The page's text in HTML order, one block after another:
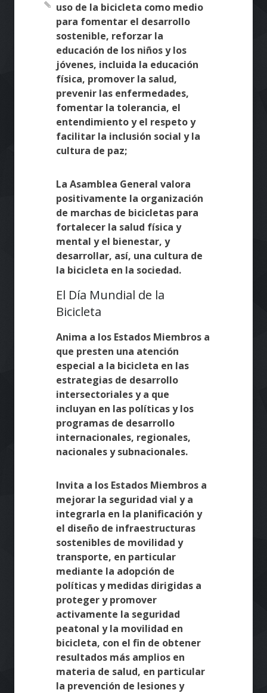
uso de la bicicleta como medio
para fomentar el desarrollo
sostenible, reforzar la
educación de los niños y los
jóvenes, incluida la educación
física, promover la salud,
prevenir las enfermedades,
fomentar la tolerancia, el
entendimiento y el respeto y
facilitar la inclusión social y la
cultura de paz;
La Asamblea General valora
positivamente la organización
de marchas de bicicletas para
fortalecer la salud física y
mental y el bienestar, y
desarrollar, así, una cultura de
la bicicleta en la sociedad.
El Día Mundial de la
Bicicleta
Anima a los Estados Miembros a
que presten una atención
especial a la bicicleta en las
estrategias de desarrollo
intersectoriales y a que
incluyan en las políticas y los
programas de desarrollo
internacionales, regionales,
nacionales y subnacionales.
Invita a los Estados Miembros a
mejorar la seguridad vial y a
integrarla en la planificación y
el diseño de infraestructuras
sostenibles de movilidad y
transporte, en particular
mediante la adopción de
políticas y medidas dirigidas a
proteger y promover
activamente la seguridad
peatonal y la movilidad en
bicicleta, con el fin de obtener
resultados más amplios en
materia de salud, en particular
la prevención de lesiones y